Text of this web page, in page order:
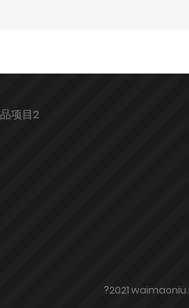
项目2
?2021